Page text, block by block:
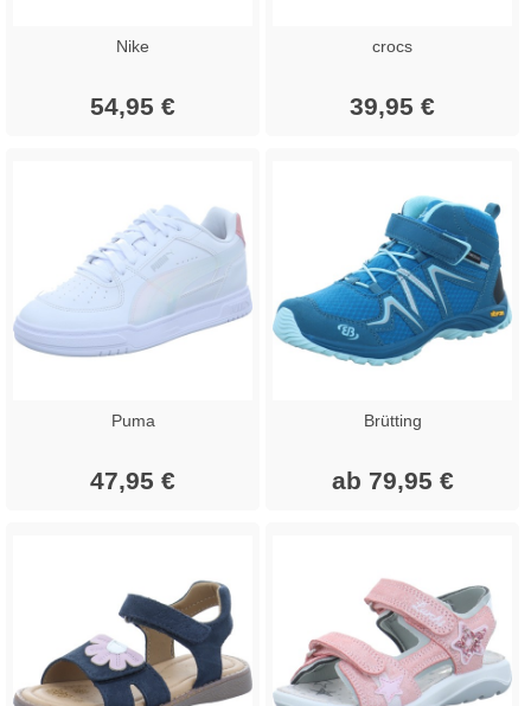
Nike
54,95 €
crocs
39,95 €
Puma
47,95 €
Brütting
ab 79,95 €